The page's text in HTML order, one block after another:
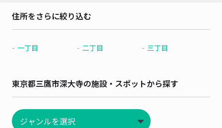
住所をさらに絞り込む
一丁目 二丁目 三丁目
東京都三鷹市深大寺の施設・スポットから探す